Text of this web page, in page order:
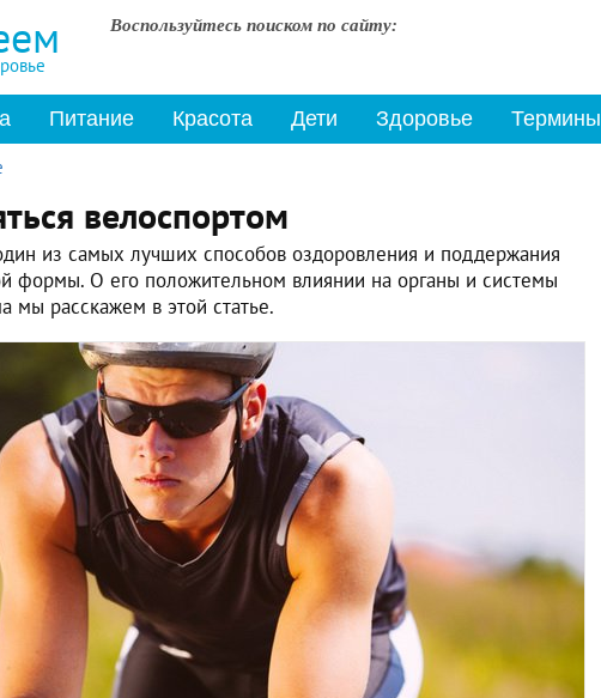
Воспользуйтесь поиском по сайту:
Питание Красота Дети Здоровье Термины
велоспортом
из самых лучших способов оздоровления и поддержания
формы. О его положительном влиянии на органы и системы
мы расскажем в этой статье.